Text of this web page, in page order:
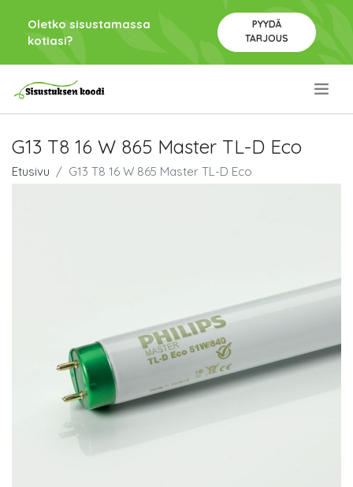
Oletko sisustamassa
kotiasi?
PYYDÄ
TARJOUS
G13 T8 16 W 865 Master TL-D Eco
Etusivu G13 T8 16 W 865 Master TL-D Eco